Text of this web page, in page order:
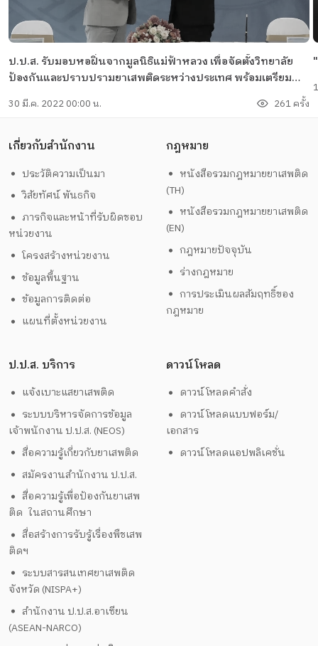
ป.ป.ส. รับมอบหอฝิ่นจากมูลนิธิแม่ฟ้าหลวง เพื่อจัดตั้งวิทยาลัย
ป้องกันและปราบปรามยาเสพติดระหว่างประเทศ พร้อมเตรียม
พัฒนาเป็นแหล่งวิชาการด้านการป้องกันและปราบปรามยาเสพ
ติดในอนุภูมิภาคลุ่มน้ำโขง
30 มี.ค. 2022 00:00 น. 261 ครั้ง
เกี่ยวกับสำนักงาน
ประวัติความเป็นมา
วิสัยทัศน์ พันธกิจ
ภารกิจและหน้าที่รับผิดชอบ
หน่วยงาน
โครงสร้างหน่วยงาน
ข้อมูลพื้นฐาน
ข้อมูลการติดต่อ
แผนที่ตั้งหน่วยงาน
กฎหมาย
หนังสือรวมกฎหมายยาเสพติด
(TH)
หนังสือรวมกฎหมายยาเสพติด
(EN)
กฎหมายปัจจุบัน
ร่างกฎหมาย
การประเมินผลสัมฤทธิ์ของ
กฎหมาย
ป.ป.ส. บริการ
แจ้งเบาะแสยาเสพติด
ระบบบริหารจัดการข้อมูล
เจ้าพนักงาน ป.ป.ส. (NEOS)
สื่อความรู้เกี่ยวกับยาเสพติด
สมัครงานสำนักงาน ป.ป.ส.
สื่อความรู้เพื่อป้องกันยาเสพ
ติด ในสถานศึกษา
สื่อสร้างการรับรู้เรื่องพืชเสพ
ติดฯ
ระบบสารสนเทศยาเสพติด
จังหวัด (NISPA+)
สำนักงาน ป.ป.ส.อาเซียน
(ASEAN-NARCO)
ดาวน์โหลด
ดาวน์โหลดคำสั่ง
ดาวน์โหลดแบบฟอร์ม/
เอกสาร
ดาวน์โหลดแอปพลิเคชั่น